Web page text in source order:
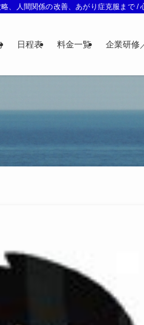
人間関係の改善、あがり症克服まで /
日程表 料金一覧 企業研修